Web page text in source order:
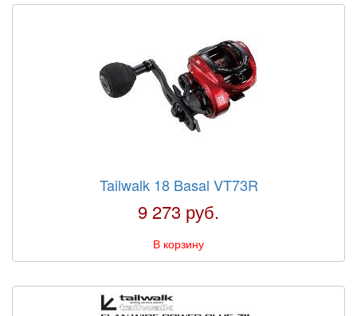
Tailwalk 18 Basal VT73R
9 273 руб.
В корзину